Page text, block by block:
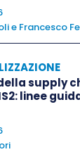
e Francesco
supply
linee